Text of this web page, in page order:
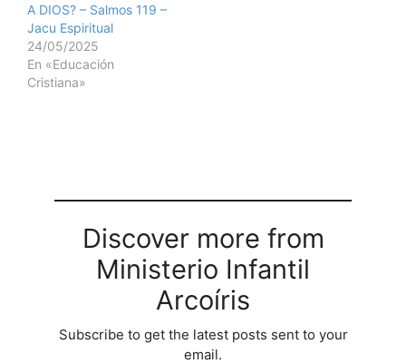
A DIOS? – Salmos 119 –
Jacu Espiritual
24/05/2025
En «Educación
Cristiana»
Discover more from
Ministerio Infantil
Arcoíris
Subscribe to get the latest posts sent to your
email.